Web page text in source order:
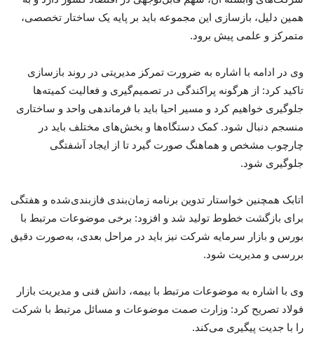
همین دلیل، بازسازی این مجموعه باید بر پایه یک ساختار تخصصی،
متمرکز و علمی پیش برود.
وی در ادامه با اشاره به ضرورت تمرکز مدیریتی در روند بازسازی
تاکید کرد: از هرگونه پراکندگی در تصمیم‌گیری و فعالیت کمیته‌ها
جلوگیری خواهیم کرد و مسیر احیا باید با فرماندهی واحد و ساختاری
منسجم دنبال شود. کمک دستگاه‌ها و بخش‌های مختلف باید در
چارچوب مشخص و هماهنگ صورت گیرد تا از ایجاد آشفتگی
جلوگیری شود.
اتابک همچنین خواستار تدوین برنامه زمان‌بندی فازبندی‌شده و هفتگی
برای بازگشت خطوط تولید شد و افزود: برخی موضوعات مرتبط با
بورس و بازار سرمایه شرکت نیز باید در مراحل بعدی، به‌صورت دقیق
بررسی و مدیریت شود.
وی با اشاره به موضوعات مرتبط با بیمه، دانش فنی و مدیریت بازار
فولاد تصریح کرد: وزارت صمت موضوعات و مسائل مرتبط با شرکت
را با جدیت پیگیری می‌کند.